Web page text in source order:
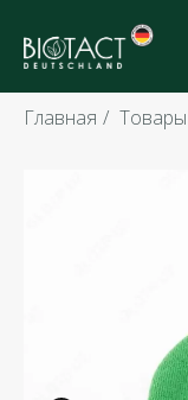
Главная / Товары